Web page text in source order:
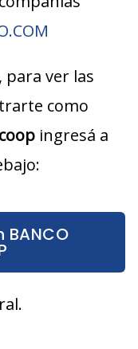
ver las
como
ingresá a
BANCO